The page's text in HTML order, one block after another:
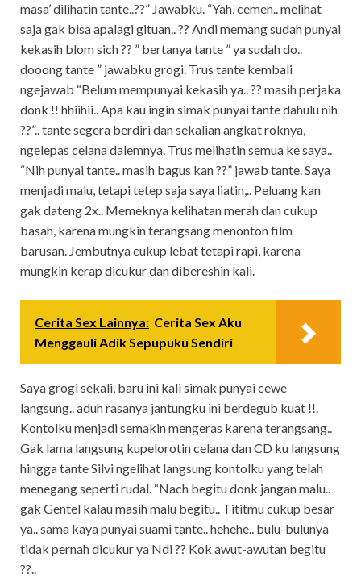
masa’ dilihatin tante..??” Jawabku. “Yah, cemen.. melihat
saja gak bisa apalagi gituan.. ?? Andi memang sudah punyai
kekasih blom sich ?? ” bertanya tante ” ya sudah do..
dooong tante ” jawabku grogi. Trus tante kembali
ngejawab “Belum mempunyai kekasih ya.. ?? masih perjaka
donk !! hhiihii.. Apa kau ingin simak punyai tante dahulu nih
??”.. tante segera berdiri dan sekalian angkat roknya,
ngelepas celana dalemnya. Trus melihatin semua ke saya..
“Nih punyai tante.. masih bagus kan ??” jawab tante. Saya
menjadi malu, tetapi tetep saja saya liatin,.. Peluang kan
gak dateng 2x.. Memeknya kelihatan merah dan cukup
basah, karena mungkin terangsang menonton film
barusan. Jembutnya cukup lebat tetapi rapi, karena
mungkin kerap dicukur dan dibereshin kali.
Cerita Sex Lainnya: Cerita Sex Aku
Menggauli Adik Sepupuku Sendiri
Saya grogi sekali, baru ini kali simak punyai cewe
langsung.. aduh rasanya jantungku ini berdegub kuat !!.
Kontolku menjadi semakin mengeras karena terangsang..
Gak lama langsung kupelorotin celana dan CD ku langsung
hingga tante Silvi ngelihat langsung kontolku yang telah
menegang seperti rudal. “Nach begitu donk jangan malu..
gak Gentel kalau masih malu begitu.. Tititmu cukup besar
ya.. sama kaya punyai suami tante.. hehehe.. bulu-bulunya
tidak pernah dicukur ya Ndi ?? Kok awut-awutan begitu
??..